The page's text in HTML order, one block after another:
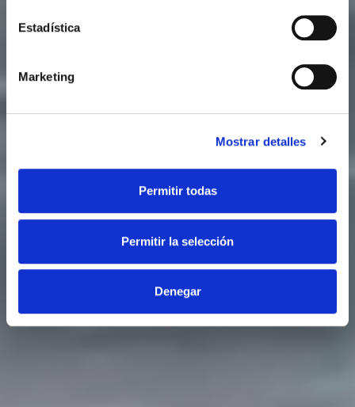
Estadística
Marketing
Mostrar detalles
Permitir todas
Permitir la selección
Denegar